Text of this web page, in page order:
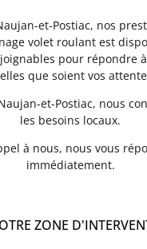
et-Postiac, nos
volet roulant est
pour répondre
que soient vos
et-Postiac, nous
les besoins locaux.
à nous, nous vous
immédiatement.
ZONE